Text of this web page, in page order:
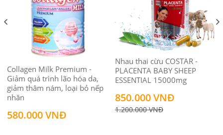
Collagen Milk Premium -
Giảm quá trình lão hóa da,
giảm thâm nám, loại bỏ nếp
nhăn
580.000 VNĐ
Nhau thai cừu COSTAR -
PLACENTA BABY SHEEP
ESSENTIAL 15000mg
850.000 VNĐ
1.200.000 VNĐ